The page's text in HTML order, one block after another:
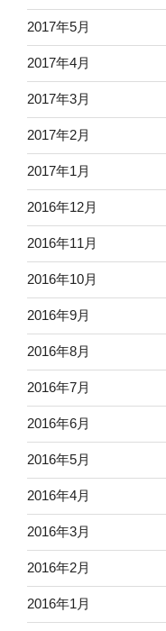
2017年5月
2017年4月
2017年3月
2017年2月
2017年1月
2016年12月
2016年11月
2016年10月
2016年9月
2016年8月
2016年7月
2016年6月
2016年5月
2016年4月
2016年3月
2016年2月
2016年1月